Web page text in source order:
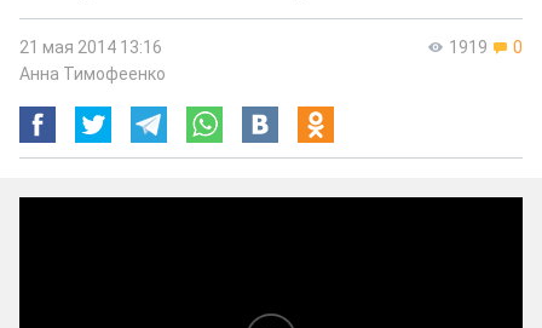
1919 0
21 мая 2014 13:16
Анна Тимофеенко